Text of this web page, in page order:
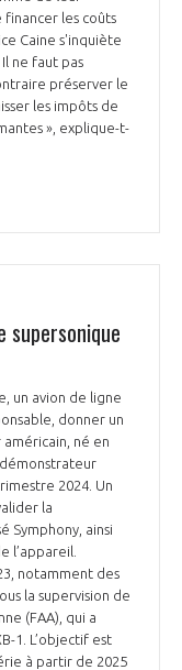
les coûts
Caine s'inquiète
ne faut pas
préserver le
les impôts de
», explique-t-
supersonique
un avion de ligne
donner un
américain, né en
2024. Un
la
Symphony, ainsi
notamment des
la supervision de
(FAA), qui a
1. L’objectif est
à partir de 2025